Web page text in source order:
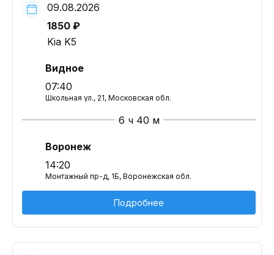
09.08.2026
1850 ₽
Kia K5
Видное
07:40
Школьная ул., 21, Московская обл.
6 ч 40 м
Воронеж
14:20
Монтажный пр-д, 1Б, Воронежская обл.
Подробнее